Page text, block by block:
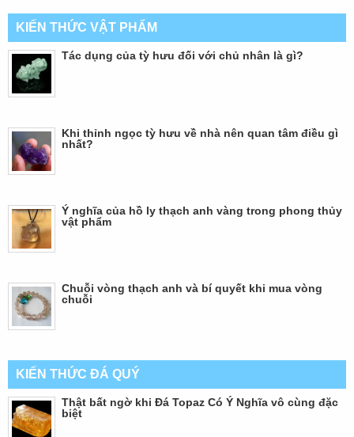
KIẾN THỨC VẬT PHẨM
Tác dụng của tỳ hưu đối với chủ nhân là gì?
Khi thỉnh ngọc tỳ hưu về nhà nên quan tâm điều gì
nhất?
Ý nghĩa của hồ ly thạch anh vàng trong phong thủy
vật phẩm
Chuỗi vòng thạch anh và bí quyết khi mua vòng
chuỗi
KIẾN THỨC ĐÁ QUÝ
Thật bất ngờ khi Đá Topaz Có Ý Nghĩa vô cùng đặc
biệt